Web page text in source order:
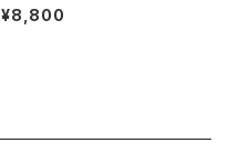
¥8,800